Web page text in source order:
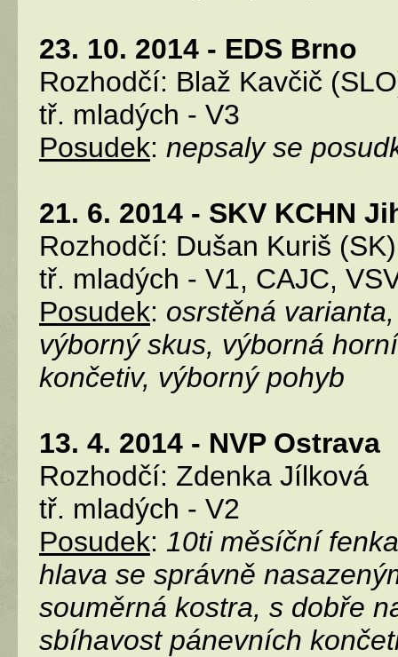
23. 10. 2014 - EDS Brno
Rozhodčí: Blaž Kavčič
tř. mladých - V3
Posudek: nepsaly se
21. 6. 2014 - SKV KCHN
Rozhodčí: Dušan Kuriš (SK)
tř. mladých - V1, CAJC,
Posudek: osrstěná
výborný skus, výborná
končetiv, výborný pohyb
13. 4. 2014 - NVP Ostrava
Rozhodčí: Zdenka Jílková
tř. mladých - V2
Posudek: 10ti měsíční
hlava se správně
souměrná kostra, s dobře
sbíhavost pánevních